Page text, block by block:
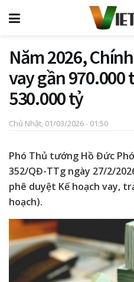
Năm 2026,
vay gần 970.000
530.000 tỷ
Chủ Nhật, 01/03/2026 - 01:50
Phó Thủ tướng Hồ Đức
352/QĐ-TTg ngày 27/2/
phê duyệt Kế hoạch vay,
hoạch).